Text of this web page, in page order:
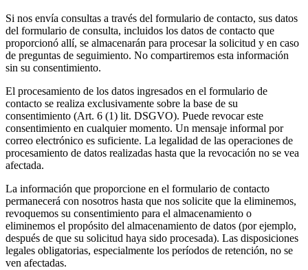
Si nos envía consultas a través del formulario de contacto, sus datos
del formulario de consulta, incluidos los datos de contacto que
proporcionó allí, se almacenarán para procesar la solicitud y en caso
de preguntas de seguimiento. No compartiremos esta información
sin su consentimiento.
El procesamiento de los datos ingresados en el formulario de
contacto se realiza exclusivamente sobre la base de su
consentimiento (Art. 6 (1) lit. DSGVO). Puede revocar este
consentimiento en cualquier momento. Un mensaje informal por
correo electrónico es suficiente. La legalidad de las operaciones de
procesamiento de datos realizadas hasta que la revocación no se vea
afectada.
La información que proporcione en el formulario de contacto
permanecerá con nosotros hasta que nos solicite que la eliminemos,
revoquemos su consentimiento para el almacenamiento o
eliminemos el propósito del almacenamiento de datos (por ejemplo,
después de que su solicitud haya sido procesada). Las disposiciones
legales obligatorias, especialmente los períodos de retención, no se
ven afectadas.